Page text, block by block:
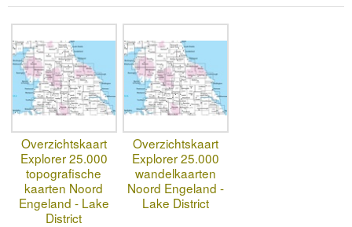
Overzichtskaart
Explorer 25.000
topografische
kaarten Noord
Engeland - Lake
District
Overzichtskaart
Explorer 25.000
wandelkaarten
Noord Engeland -
Lake District